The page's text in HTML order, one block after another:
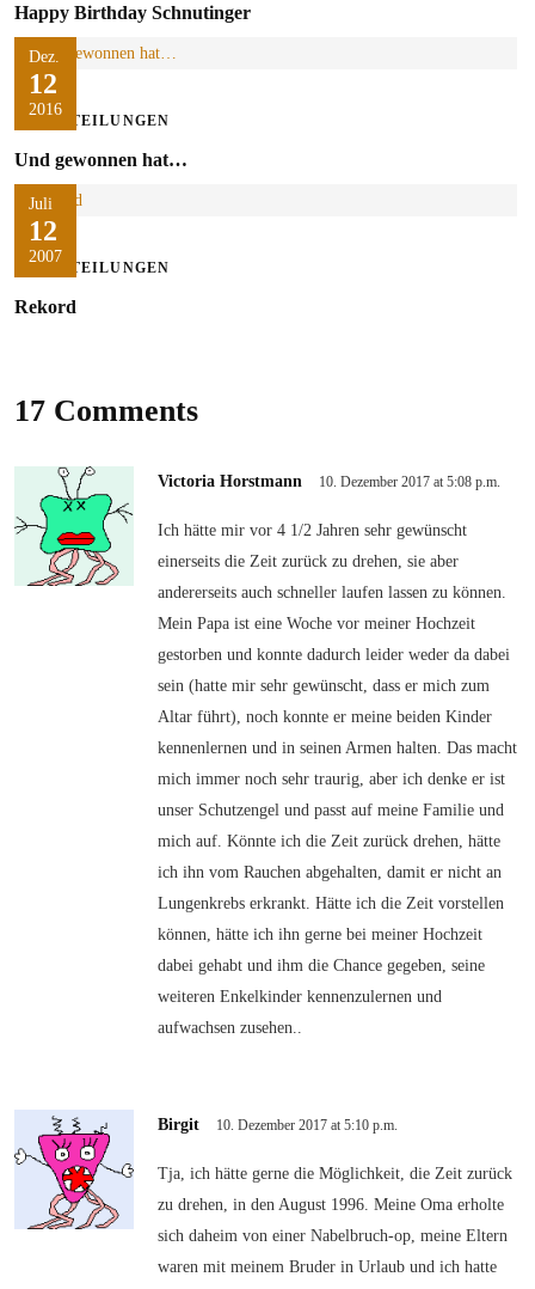
Happy Birthday Schnutinger
Dez.
12
2016
MITTEILUNGEN
Und gewonnen hat…
Juli
12
2007
MITTEILUNGEN
Rekord
17 Comments
Victoria Horstmann 10. Dezember 2017 at 5:08 p.m.
Ich hätte mir vor 4 1/2 Jahren sehr gewünscht
einerseits die Zeit zurück zu drehen, sie aber
andererseits auch schneller laufen lassen zu können.
Mein Papa ist eine Woche vor meiner Hochzeit
gestorben und konnte dadurch leider weder da dabei
sein (hatte mir sehr gewünscht, dass er mich zum
Altar führt), noch konnte er meine beiden Kinder
kennenlernen und in seinen Armen halten. Das macht
mich immer noch sehr traurig, aber ich denke er ist
unser Schutzengel und passt auf meine Familie und
mich auf. Könnte ich die Zeit zurück drehen, hätte
ich ihn vom Rauchen abgehalten, damit er nicht an
Lungenkrebs erkrankt. Hätte ich die Zeit vorstellen
können, hätte ich ihn gerne bei meiner Hochzeit
dabei gehabt und ihm die Chance gegeben, seine
weiteren Enkelkinder kennenzulernen und
aufwachsen zusehen..
Birgit 10. Dezember 2017 at 5:10 p.m.
Tja, ich hätte gerne die Möglichkeit, die Zeit zurück
zu drehen, in den August 1996. Meine Oma erholte
sich daheim von einer Nabelbruch-op, meine Eltern
waren mit meinem Bruder in Urlaub und ich hatte